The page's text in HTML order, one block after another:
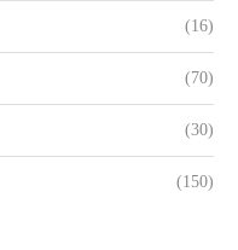
(16)
(70)
(30)
(150)